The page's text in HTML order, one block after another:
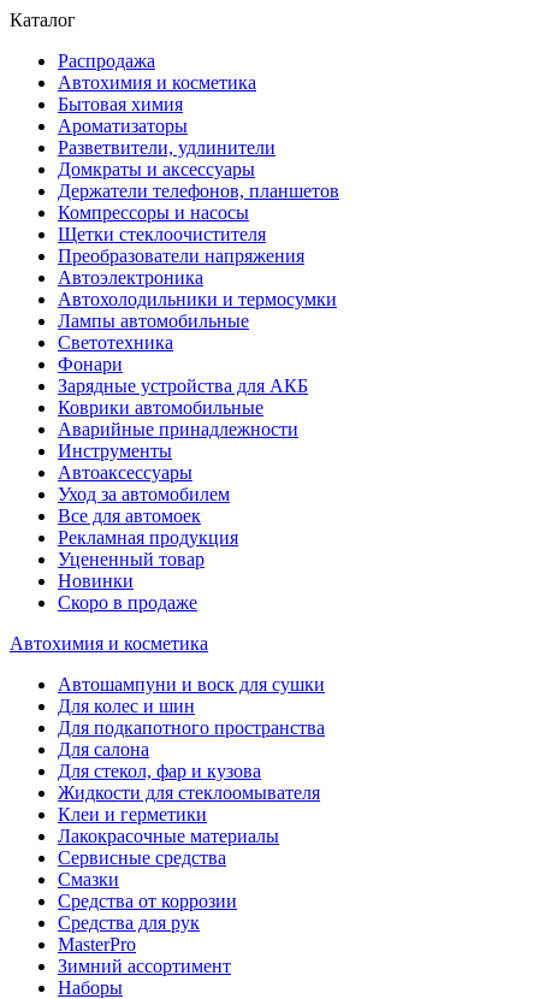
Каталог
Распродажа
Автохимия и косметика
Бытовая химия
Ароматизаторы
Разветвители, удлинители
Домкраты и аксессуары
Держатели телефонов, планшетов
Компрессоры и насосы
Щетки стеклоочистителя
Преобразователи напряжения
Автоэлектроника
Автохолодильники и термосумки
Лампы автомобильные
Светотехника
Фонари
Зарядные устройства для АКБ
Коврики автомобильные
Аварийные принадлежности
Инструменты
Автоаксессуары
Уход за автомобилем
Все для автомоек
Рекламная продукция
Уцененный товар
Новинки
Скоро в продаже
Автохимия и косметика
Автошампуни и воск для сушки
Для колес и шин
Для подкапотного пространства
Для салона
Для стекол, фар и кузова
Жидкости для стеклоомывателя
Клеи и герметики
Лакокрасочные материалы
Сервисные средства
Смазки
Средства от коррозии
Средства для рук
MasterPro
Зимний ассортимент
Наборы